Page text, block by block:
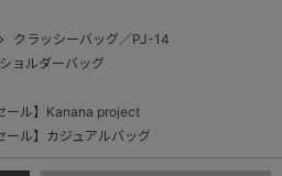
クラッシーバッグ／PJ-14
ショルダーバッグ
ール】Kanana project
ール】カジュアルバッグ